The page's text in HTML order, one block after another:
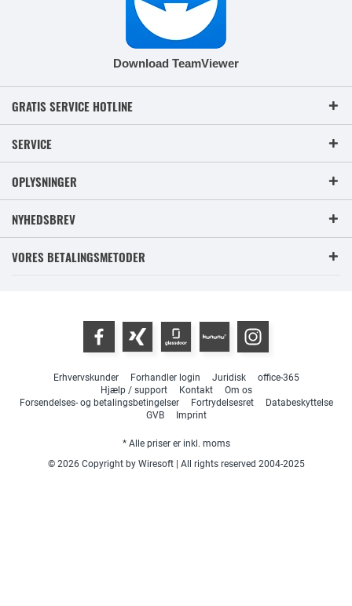
Download TeamViewer
GRATIS SERVICE HOTLINE
SERVICE
OPLYSNINGER
NYHEDSBREV
VORES BETALINGSMETODER
Erhvervskunder Forhandler login Juridisk
office-365
Hjælp / support
Kontakt
Om os
Forsendelses- og betalingsbetingelser
Fortrydelsesret
Databeskyttelse
GVB
Imprint
* Alle priser er inkl. moms
© 2026 Copyright by Wiresoft | All rights reserved 2004-2025